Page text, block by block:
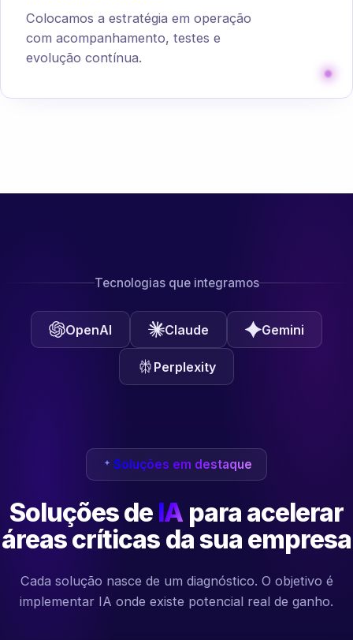
Colocamos a estratégia em operação
com acompanhamento, testes e
evolução contínua.
Tecnologias que integramos
OpenAI Claude Gemini
Perplexity
Soluções em destaque
Soluções de IA para acelerar
áreas críticas da sua empresa
Cada solução nasce de um diagnóstico. O objetivo é
implementar IA onde existe potencial real de ganho.